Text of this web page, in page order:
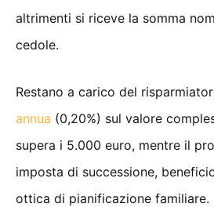
altrimenti si riceve la somma
cedole.
Restano a carico del
annua (0,20%) sul valore
supera i 5.000 euro, mentre il
imposta di successione,
ottica di pianificazione familiare.